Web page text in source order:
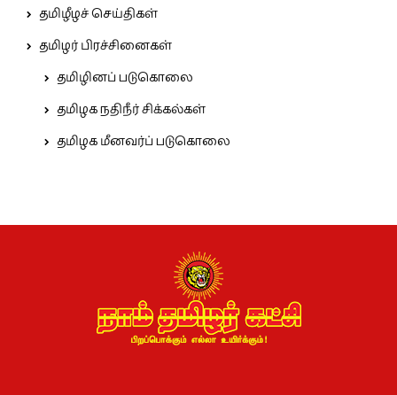
தமிழீழச் செய்திகள்
தமிழர் பிரச்சினைகள்
தமிழினப் படுகொலை
தமிழக நதிநீர் சிக்கல்கள்
தமிழக மீனவர்ப் படுகொலை